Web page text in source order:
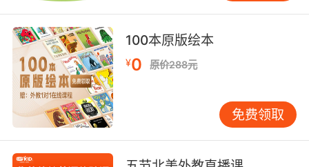
平台最新研发的"发音成长树"系统，通过可视化
进步路径激发学员内驱力。数据显示，使用该系
统的学员日均自主练习时长增加40%，其中83%
的学员在半年内达到CEFR口语B1级别发音标准。
这种"技术支架+情感陪伴"的模式重新定义了在线
语音教学。
当前少儿英语发音教学已进入"精准对标+人文滋
100本原版绘本
¥0 原价288元
免费领取